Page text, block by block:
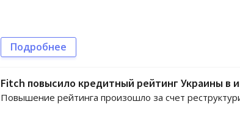
Подробнее
Fitch повысило кредитный рейтинг Украины в
Повышение рейтинга произошло за счет